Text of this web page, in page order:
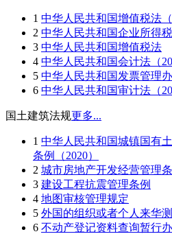
1 中华人民共和国增值税法（
2 中华人民共和国企业所得
3 中华人民共和国增值税法
4 中华人民共和国会计法（
5 中华人民共和国发票管理办
6 中华人民共和国审计法（
国土建筑法规更多...
1 中华人民共和国城镇国有
条例（2020）
2 城市房地产开发经营管理条
3 建设工程抗震管理条例
4 地图审核管理规定
5 外国的组织或者个人来华
6 不动产登记资料查询暂行办